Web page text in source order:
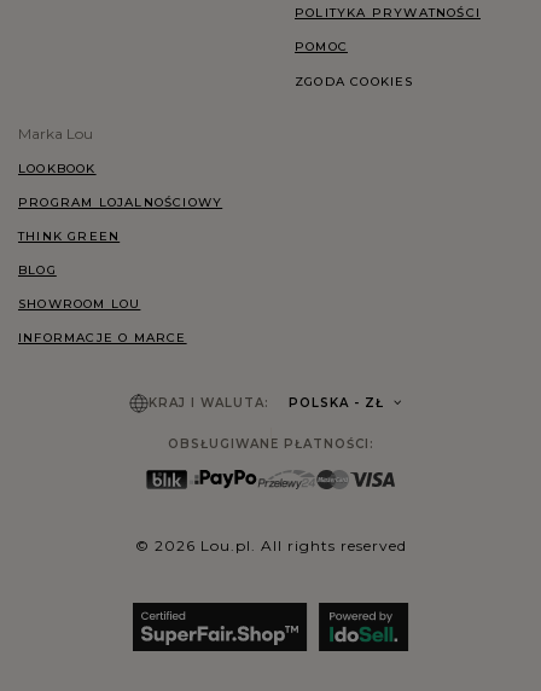
POLITYKA PRYWATNOŚCI
POMOC
ZGODA COOKIES
Marka Lou
LOOKBOOK
PROGRAM LOJALNOŚCIOWY
THINK GREEN
BLOG
SHOWROOM LOU
INFORMACJE O MARCE
KRAJ I WALUTA: POLSKA - ZŁ
OBSŁUGIWANE PŁATNOŚCI:
© 2026 Lou.pl. All rights reserved